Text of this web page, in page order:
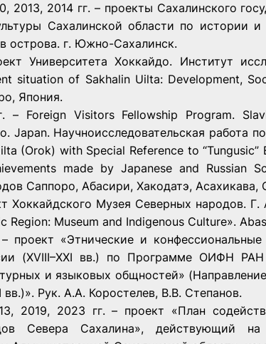
2013­, 2014 гг. – проекты Сахалинского
Сахалинской области по истории
острова. г. Южно-­Сахалинск.
Университета Хоккайдо. Институт
situation of Sakhalin Uilta: Development,
Япония.
– Foreign Visitors Fellowship Program.
Japan. Научно­исследовательская работа
(Orok) with Special Reference to
made by Japanese and Russian
Саппоро, Абасири, Хакодатэ, Асахикава,
Хоккайдского Музея Северных народов. Г.
Region: Museum and Indigenous Culture».
проект «Этнические и конфессиональные
(XVIII­–XXI вв.) по Программе ОИФН РАН
и языковых общностей»
вв.)». Рук. А.А. Коростелев, В.В. Степанов.
2019, 2023 гг. – проект «План
Севера Сахалина», действующий на